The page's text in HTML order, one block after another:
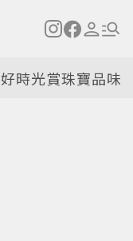
好時光賞珠寶品味